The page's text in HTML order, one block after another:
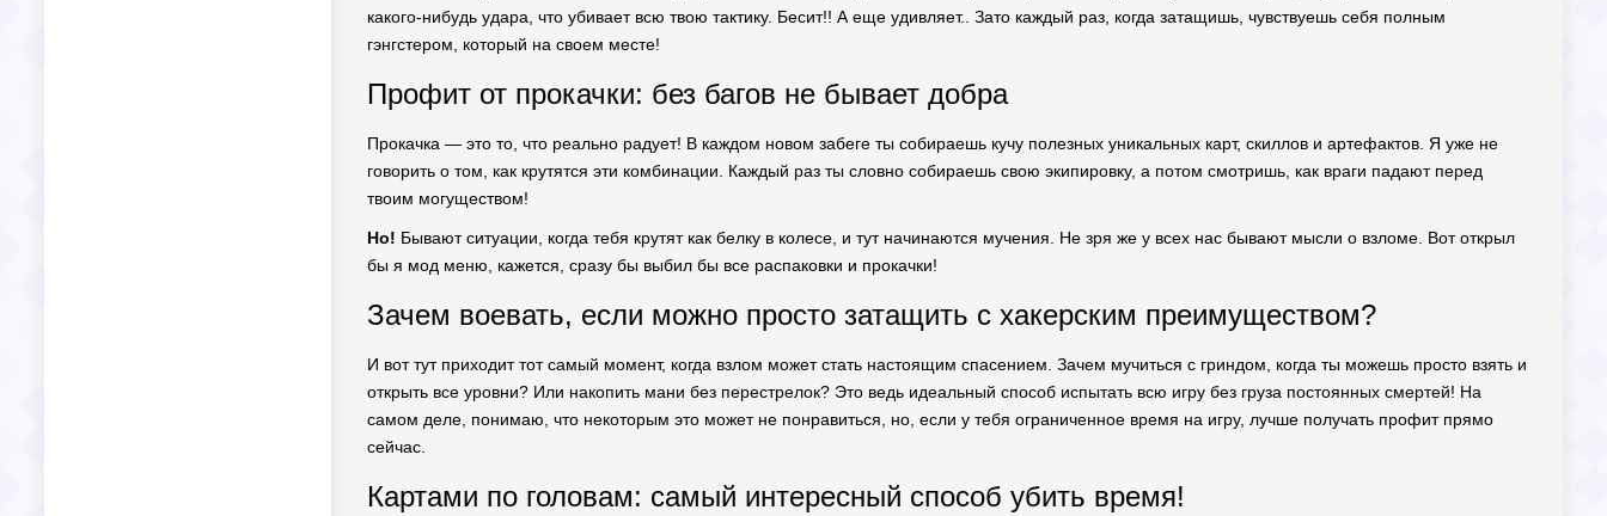
какого-нибудь удара, что убивает всю твою тактику. Бесит!! А еще удивляет.. Зато каждый раз, когда затащишь, чувствуешь себя полным
гэнгстером, который на своем месте!
Профит от прокачки: без багов не бывает добра
Прокачка — это то, что реально радует! В каждом новом забеге ты собираешь кучу полезных уникальных карт, скиллов и артефактов. Я уже не
говорить о том, как крутятся эти комбинации. Каждый раз ты словно собираешь свою экипировку, а потом смотришь, как враги падают перед
твоим могуществом!
Но! Бывают ситуации, когда тебя крутят как белку в колесе, и тут начинаются мучения. Не зря же у всех нас бывают мысли о взломе. Вот открыл
бы я мод меню, кажется, сразу бы выбил бы все распаковки и прокачки!
Зачем воевать, если можно просто затащить с хакерским преимуществом?
И вот тут приходит тот самый момент, когда взлом может стать настоящим спасением. Зачем мучиться с гриндом, когда ты можешь просто взять и
открыть все уровни? Или накопить мани без перестрелок? Это ведь идеальный способ испытать всю игру без груза постоянных смертей! На
самом деле, понимаю, что некоторым это может не понравиться, но, если у тебя ограниченное время на игру, лучше получать профит прямо
сейчас.
Картами по головам: самый интересный способ убить время!